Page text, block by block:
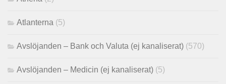
Atlanterna (5)
Avslöjanden – Bank och Valuta (ej kanaliserat) (570)
Avslöjanden – Medicin (ej kanaliserat) (5)